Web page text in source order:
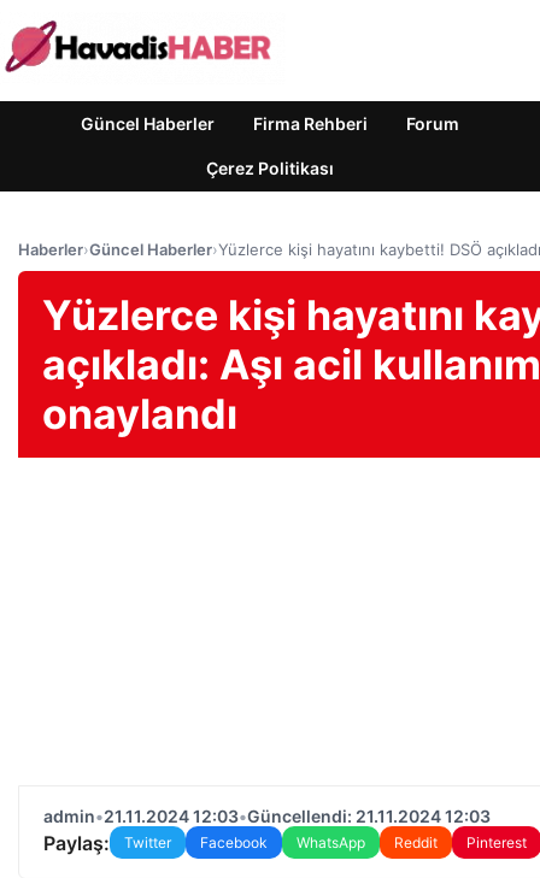
Güncel Haberler Firma Rehberi Forum
Çerez Politikası
Haberler›Güncel Haberler›Yüzlerce kişi hayatını kaybetti! DSÖ
Yüzlerce kişi hayatını
açıkladı: Aşı acil
onaylandı
admin•21.11.2024 12:03•Güncellendi: 21.11.2024 12:03
Paylaş: Twitter Facebook WhatsApp Reddit Pinterest